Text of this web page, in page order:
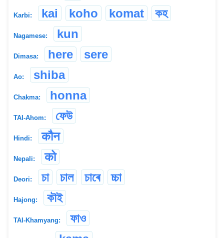
Karbi: kai koho komat কহ
Nagamese: kun
Dimasa: here sere
Ao: shiba
Chakma: honna
TAI-Ahom: ফেউ
Hindi: कौन
Nepali: को
Deori: চা চাল চাৰে চ্চা
Hajong: কৗই
TAI-Khamyang: ফাও